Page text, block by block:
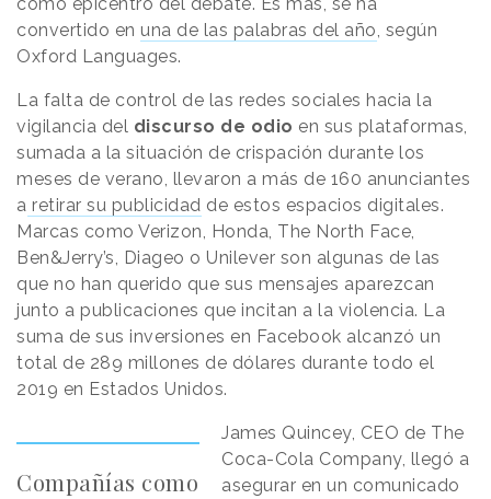
como epicentro del debate. Es más, se ha
convertido en una de las palabras del año, según
Oxford Languages.
La falta de control de las redes sociales hacia la
vigilancia del discurso de odio en sus plataformas,
sumada a la situación de crispación durante los
meses de verano, llevaron a más de 160 anunciantes
a retirar su publicidad de estos espacios digitales.
Marcas como Verizon, Honda, The North Face,
Ben&Jerry’s, Diageo o Unilever son algunas de las
que no han querido que sus mensajes aparezcan
junto a publicaciones que incitan a la violencia. La
suma de sus inversiones en Facebook alcanzó un
total de 289 millones de dólares durante todo el
2019 en Estados Unidos.
Compañías como
James Quincey, CEO de The
Coca-Cola Company, llegó a
asegurar en un comunicado